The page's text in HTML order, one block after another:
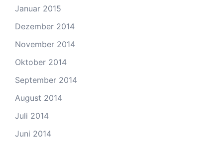
Januar 2015
Dezember 2014
November 2014
Oktober 2014
September 2014
August 2014
Juli 2014
Juni 2014